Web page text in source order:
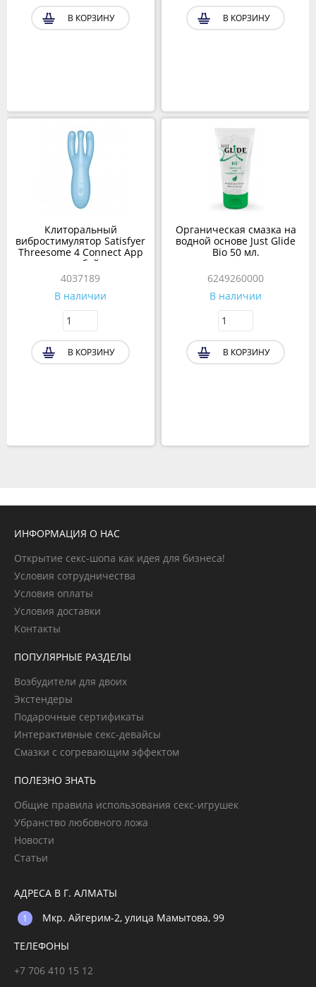
В КОРЗИНУ
Клиторальный
вибростимулятор Satisfyer
Threesome 4 Connect App
голубой
4037189
В наличии
В КОРЗИНУ
В КОРЗИНУ
Органическая смазка на
водной основе Just Glide
Bio 50 мл.
6249260000
В наличии
В КОРЗИНУ
ИНФОРМАЦИЯ О НАС
Открытие секс-шопа как идея для бизнеса!
Условия сотрудничества
Условия оплаты
Условия доставки
Контакты
ПОПУЛЯРНЫЕ РАЗДЕЛЫ
Возбудители для двоих
Экстендеры
Подарочные сертификаты
Интерактивные секс-девайсы
Смазки с согревающим эффектом
ПОЛЕЗНО ЗНАТЬ
Общие правила использования секс-игрушек
Убранство любовного ложа
Новости
Статьи
АДРЕСА В Г. АЛМАТЫ
Мкр. Айгерим-2, улица Мамытова, 99
ТЕЛЕФОНЫ
+7 706 410 15 12